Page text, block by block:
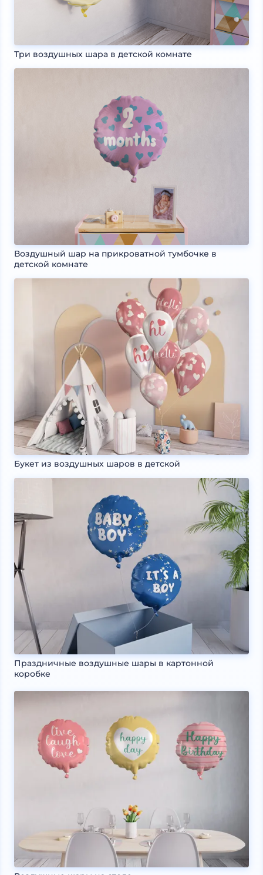
Три воздушных шара в детской комнате
Воздушный шар на прикроватной тумбочке в
детской комнате
Букет из воздушных шаров в детской
Праздничные воздушные шары в картонной
коробке